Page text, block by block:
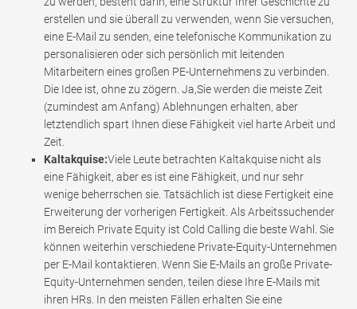
erstellen und sie überall zu verwenden, wenn Sie versuchen,
eine E-Mail zu senden, eine telefonische Kommunikation zu
personalisieren oder sich persönlich mit leitenden
Mitarbeitern eines großen PE-Unternehmens zu verbinden.
Die Idee ist, ohne zu zögern. Ja,Sie werden die meiste Zeit
(zumindest am Anfang) Ablehnungen erhalten, aber
letztendlich spart Ihnen diese Fähigkeit viel harte Arbeit und
Zeit.
Kaltakquise:Viele Leute betrachten Kaltakquise nicht als
eine Fähigkeit, aber es ist eine Fähigkeit, und nur sehr
wenige beherrschen sie. Tatsächlich ist diese Fertigkeit eine
Erweiterung der vorherigen Fertigkeit. Als Arbeitssuchender
im Bereich Private Equity ist Cold Calling die beste Wahl. Sie
können weiterhin verschiedene Private-Equity-Unternehmen
per E-Mail kontaktieren. Wenn Sie E-Mails an große Private-
Equity-Unternehmen senden, teilen diese Ihre E-Mails mit
ihren HRs. In den meisten Fällen erhalten Sie eine